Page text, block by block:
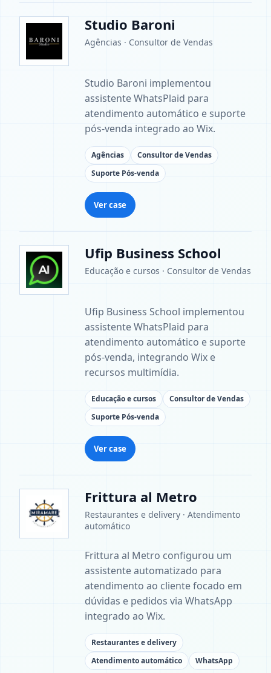
Studio Baroni
Agências · Consultor de Vendas
Studio Baroni implementou
assistente WhatsPlaid para
atendimento automático e suporte
pós-venda integrado ao Wix.
Agências
Consultor de Vendas
Suporte Pós-venda
Ver case
Ufip Business School
Educação e cursos · Consultor de Vendas
Ufip Business School implementou
assistente WhatsPlaid para
atendimento automático e suporte
pós-venda, integrando Wix e
recursos multimídia.
Educação e cursos
Consultor de Vendas
Suporte Pós-venda
Ver case
Frittura al Metro
Restaurantes e delivery · Atendimento
automático
Frittura al Metro configurou um
assistente automatizado para
atendimento ao cliente focado em
dúvidas e pedidos via WhatsApp
integrado ao Wix.
Restaurantes e delivery
Atendimento automático
WhatsApp